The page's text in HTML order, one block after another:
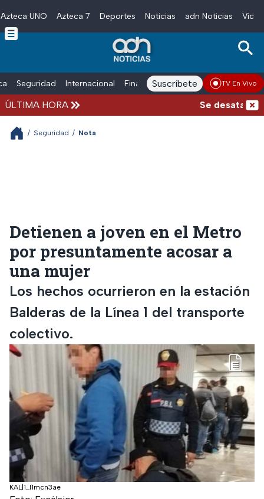
Skip to main content
Azteca UNO Azteca 7 Deportes Noticias adn Noticias
Seguridad Internacional Finanzas adn Noticias Radio
Suscríbete TV En Vivo
ÚLTIMA HORA Se desata
/ Seguridad / Nota
Detienen a joven en el Metro
por presuntamente acosar a
una mujer
Los hechos ocurrieron en la estación
Balderas de la Línea 1 del transporte
colectivo.
KAL|1_l1mcn3ae